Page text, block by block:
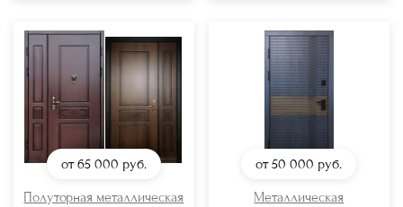
от 65 000 руб.
Полуторная металлическая
от 50 000 руб.
Металлическая